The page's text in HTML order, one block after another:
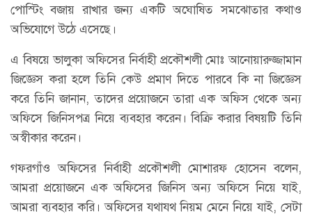
পোস্টিং বজায় রাখার জন্য একটি অঘোষিত সমঝোতার কথাও
অভিযোগে উঠে এসেছে।
এ বিষয়ে ভালুকা অফিসের নির্বাহী প্রকৌশলী মোঃ আনোয়ারুজ্জামান
জিজ্ঞেস করা হলে তিনি কেউ প্রমাণ দিতে পারবে কি না জিজ্ঞেস
করে তিনি জানান, তাদের প্রয়োজনে তারা এক অফিস থেকে অন্য
অফিসে জিনিসপত্র নিয়ে ব্যবহার করেন। বিক্রি করার বিষয়টি তিনি
অস্বীকার করেন।
গফরগাঁও অফিসের নির্বাহী প্রকৌশলী মোশারফ হোসেন বলেন,
আমরা প্রয়োজনে এক অফিসের জিনিস অন্য অফিসে নিয়ে যাই,
আমরা ব্যবহার করি। অফিসের যথাযথ নিয়ম মেনে নিয়ে যাই, সেটা